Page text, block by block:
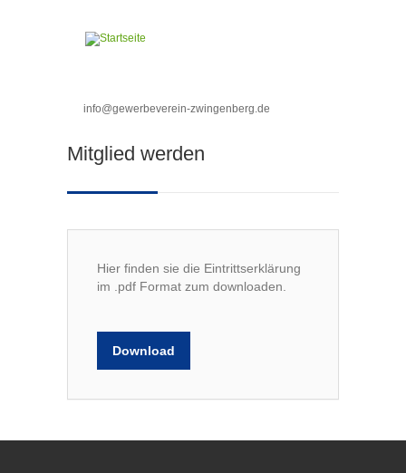
info@gewerbeverein-zwingenberg.de
Sie sind hier
Mitglied werden
Hier finden sie die Eintrittserklärung
im .pdf Format zum downloaden.
Download